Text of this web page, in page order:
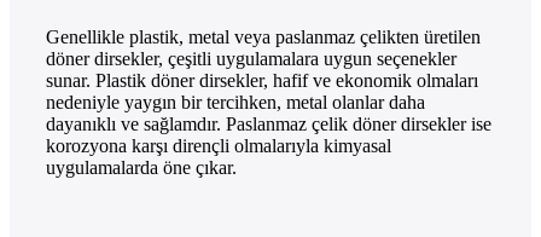
Genellikle plastik, metal veya paslanmaz çelikten üretilen
döner dirsekler, çeşitli uygulamalara uygun seçenekler
sunar. Plastik döner dirsekler, hafif ve ekonomik olmaları
nedeniyle yaygın bir tercihken, metal olanlar daha
dayanıklı ve sağlamdır. Paslanmaz çelik döner dirsekler ise
korozyona karşı dirençli olmalarıyla kimyasal
uygulamalarda öne çıkar.